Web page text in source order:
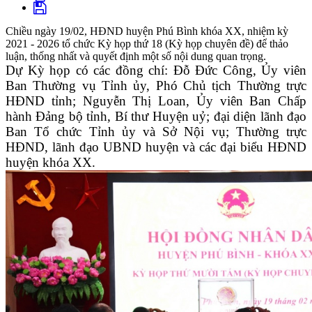
Chiều ngày 19/02, HĐND huyện Phú Bình khóa XX, nhiệm kỳ
2021 - 2026 tổ chức Kỳ họp thứ 18 (Kỳ họp chuyên đề) để thảo
luận, thống nhất và quyết định một số nội dung quan trọng.
Dự Kỳ họp có các đồng chí: Đỗ Đức Công, Ủy viên
Ban Thường vụ Tỉnh ủy, Phó Chủ tịch Thường trực
HĐND tỉnh; Nguyễn Thị Loan, Ủy viên Ban Chấp
hành Đảng bộ tỉnh, Bí thư Huyện uỷ; đại diện lãnh đạo
Ban Tổ chức Tỉnh ủy và Sở Nội vụ; Thường trực
HĐND, lãnh đạo UBND huyện và các đại biểu HĐND
huyện khóa XX.